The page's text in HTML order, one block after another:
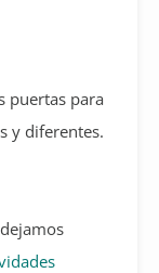
puertas para
y diferentes.